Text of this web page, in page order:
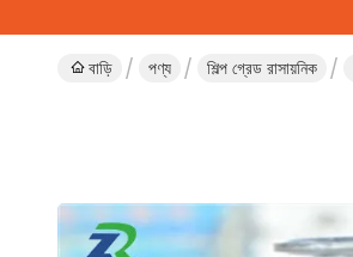
বাড়ি পণ্য শিল্প গ্রেড রাসায়নিক